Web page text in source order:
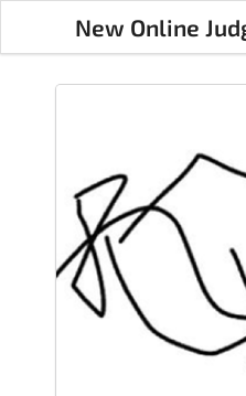
New Online